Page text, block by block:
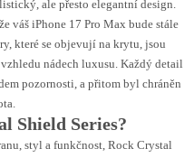
ale přesto elegantní design.
váš iPhone 17 Pro Max bude stále
které se objevují na krytu, jsou
nádech luxusu. Každý detail
pozornosti, a přitom byl chráněn
Shield Series?
styl a funkčnost, Rock Crystal